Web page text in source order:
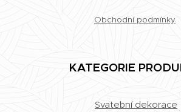
Obchodní podmínky
KATEGORIE
Svatební dekorace